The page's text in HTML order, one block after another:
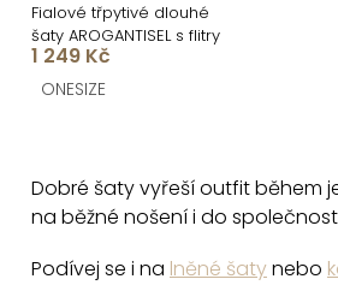
Fialové třpytivé dlouhé
šaty AROGANTISEL s flitry
1 249 Kč
ONESIZE
v
l
á
d
Dobré šaty vyřeší outfit během
na běžné nošení i do
Podívej se i na lněné šatynebo